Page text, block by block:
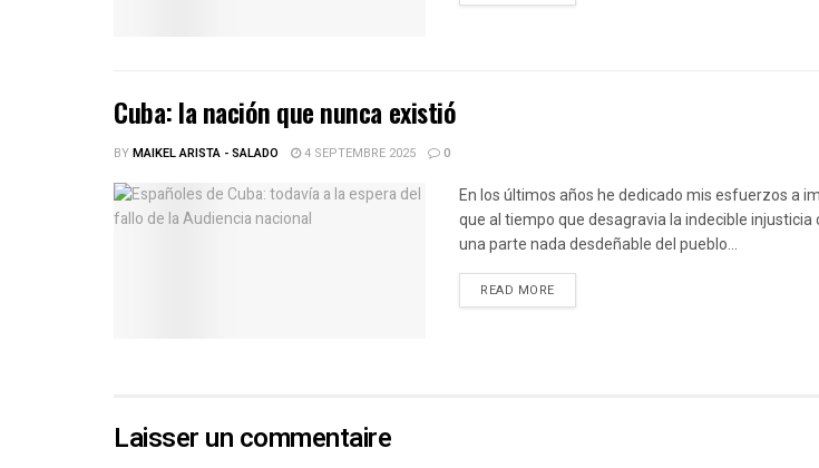
Cuba: la nación que nunca existió
BYMAIKEL ARISTA - SALADO 4 SEPTEMBRE 2025 0
En los últimos años he dedicado mis esfuerzos a
que al tiempo que desagravia la indecible
una parte nada desdeñable del pueblo...
READ MOREDETAILS
Laisser un commentaire